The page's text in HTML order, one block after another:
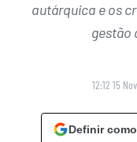
autárquica e os
gestão
12:12 15
Definir